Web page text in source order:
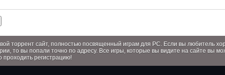
торрент сайт, полностью посвященный играм для PC. Если вы любитель
то вы попали точно по адресу. Все игры, которые вы видите на сайте вы
проходить регистрацию!